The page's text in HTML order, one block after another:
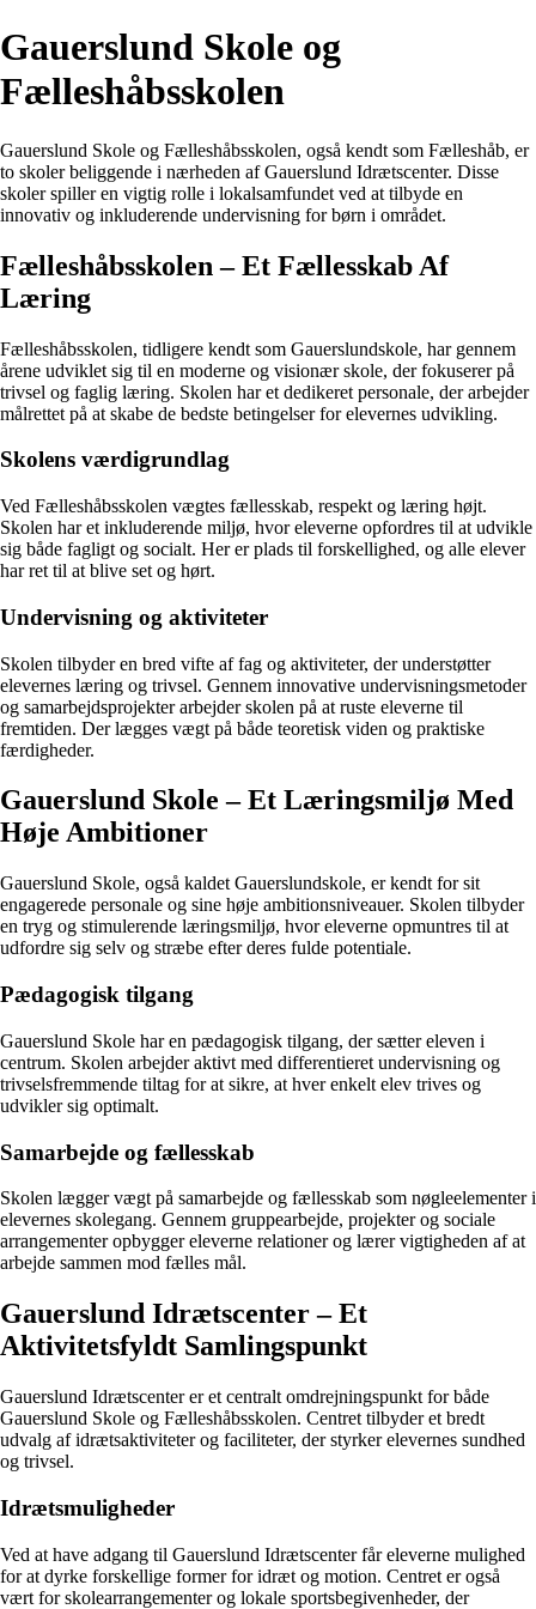
Gauerslund Skole og
Fælleshåbsskolen
Gauerslund Skole og Fælleshåbsskolen, også kendt som Fælleshåb, er
to skoler beliggende i nærheden af Gauerslund Idrætscenter. Disse
skoler spiller en vigtig rolle i lokalsamfundet ved at tilbyde en
innovativ og inkluderende undervisning for børn i området.
Fælleshåbsskolen – Et Fællesskab Af
Læring
Fælleshåbsskolen, tidligere kendt som Gauerslundskole, har gennem
årene udviklet sig til en moderne og visionær skole, der fokuserer på
trivsel og faglig læring. Skolen har et dedikeret personale, der arbejder
målrettet på at skabe de bedste betingelser for elevernes udvikling.
Skolens værdigrundlag
Ved Fælleshåbsskolen vægtes fællesskab, respekt og læring højt.
Skolen har et inkluderende miljø, hvor eleverne opfordres til at udvikle
sig både fagligt og socialt. Her er plads til forskellighed, og alle elever
har ret til at blive set og hørt.
Undervisning og aktiviteter
Skolen tilbyder en bred vifte af fag og aktiviteter, der understøtter
elevernes læring og trivsel. Gennem innovative undervisningsmetoder
og samarbejdsprojekter arbejder skolen på at ruste eleverne til
fremtiden. Der lægges vægt på både teoretisk viden og praktiske
færdigheder.
Gauerslund Skole – Et Læringsmiljø Med
Høje Ambitioner
Gauerslund Skole, også kaldet Gauerslundskole, er kendt for sit
engagerede personale og sine høje ambitionsniveauer. Skolen tilbyder
en tryg og stimulerende læringsmiljø, hvor eleverne opmuntres til at
udfordre sig selv og stræbe efter deres fulde potentiale.
Pædagogisk tilgang
Gauerslund Skole har en pædagogisk tilgang, der sætter eleven i
centrum. Skolen arbejder aktivt med differentieret undervisning og
trivselsfremmende tiltag for at sikre, at hver enkelt elev trives og
udvikler sig optimalt.
Samarbejde og fællesskab
Skolen lægger vægt på samarbejde og fællesskab som nøgleelementer i
elevernes skolegang. Gennem gruppearbejde, projekter og sociale
arrangementer opbygger eleverne relationer og lærer vigtigheden af at
arbejde sammen mod fælles mål.
Gauerslund Idrætscenter – Et
Aktivitetsfyldt Samlingspunkt
Gauerslund Idrætscenter er et centralt omdrejningspunkt for både
Gauerslund Skole og Fælleshåbsskolen. Centret tilbyder et bredt
udvalg af idrætsaktiviteter og faciliteter, der styrker elevernes sundhed
og trivsel.
Idrætsmuligheder
Ved at have adgang til Gauerslund Idrætscenter får eleverne mulighed
for at dyrke forskellige former for idræt og motion. Centret er også
vært for skolearrangementer og lokale sportsbegivenheder, der